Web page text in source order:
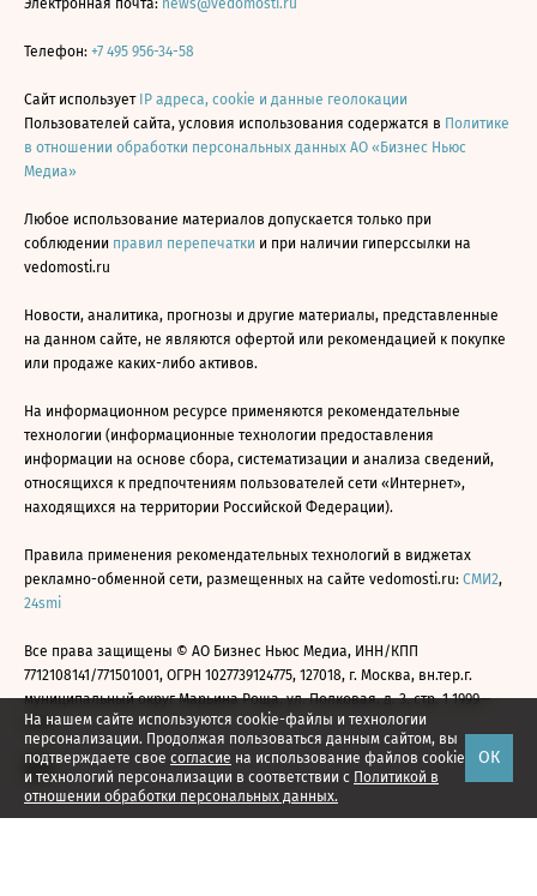
На нашем сайте используются cookie-файлы и технологии
персонализации. Продолжая пользоваться данным сайтом, вы
подтверждаете свое согласие на использование файлов cookie
и технологий персонализации в соответствии с Политикой в
отношении обработки персональных данных.
ОК
Электронная почта: news@vedomosti.ru
Телефон: +7 495 956-34-58
Сайт использует IP адреса, cookie и данные геолокации
Пользователей сайта, условия использования содержатся в Политике
в отношении обработки персональных данных АО «Бизнес Ньюс
Медиа»
Любое использование материалов допускается только при
соблюдении правил перепечатки и при наличии гиперссылки на
vedomosti.ru
Новости, аналитика, прогнозы и другие материалы, представленные
на данном сайте, не являются офертой или рекомендацией к покупке
или продаже каких-либо активов.
На информационном ресурсе применяются рекомендательные
технологии (информационные технологии предоставления
информации на основе сбора, систематизации и анализа сведений,
относящихся к предпочтениям пользователей сети «Интернет»,
находящихся на территории Российской Федерации).
Правила применения рекомендательных технологий в виджетах
рекламно-обменной сети, размещенных на сайте vedomosti.ru: СМИ2,
24smi
Все права защищены © АО Бизнес Ньюс Медиа, ИНН/КПП
7712108141/771501001, ОГРН 1027739124775, 127018, г. Москва, вн.тер.г.
муниципальный округ Марьина Роща, ул. Полковая, д. 3, стр. 1 1999—
2026